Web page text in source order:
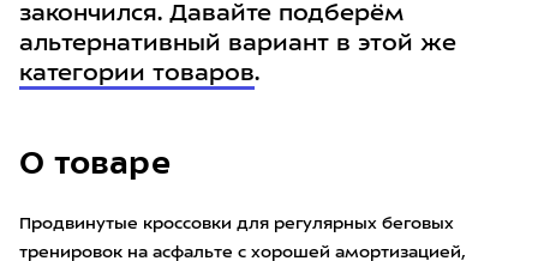
О товаре
Продвинутые кроссовки для регулярных беговых
тренировок на асфальте с хорошей амортизацией,
закончился. Давайте подберём
альтернативный вариант в этой же
категории товаров.